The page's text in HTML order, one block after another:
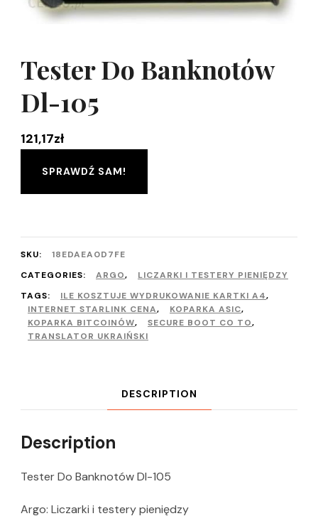
Tester Do Banknotów
Dl-105
121,17zł
SPRAWDŹ SAM!
SKU:
18EDAEA0D7FE
CATEGORIES:
ARGO,
LICZARKI I TESTERY PIENIĘDZY
TAGS:
ILE KOSZTUJE WYDRUKOWANIE KARTKI A4,
INTERNET STARLINK CENA, KOPARKA ASIC,
KOPARKA BITCOINÓW, SECURE BOOT CO TO,
TRANSLATOR UKRAIŃSKI
DESCRIPTION
Description
Tester Do Banknotów Dl-105
Argo: Liczarki i testery pieniędzy